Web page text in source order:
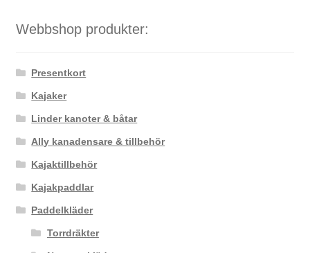
Webbshop produkter:
Presentkort
Kajaker
Linder kanoter & båtar
Ally kanadensare & tillbehör
Kajaktillbehör
Kajakpaddlar
Paddelkläder
Torrdräkter